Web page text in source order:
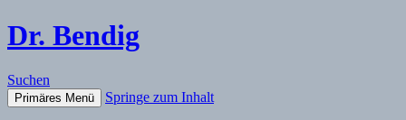
Dr. Bendig
Suchen
Primäres Menü Springe zum Inhalt